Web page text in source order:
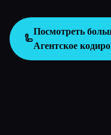
🦾
Посмотреть
Агентское